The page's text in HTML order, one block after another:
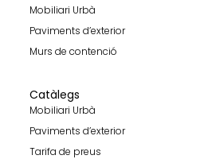
Mobiliari Urbà
Paviments d’exterior
Murs de contenció
Catàlegs
Mobiliari Urbà
Paviments d’exterior
Tarifa de preus